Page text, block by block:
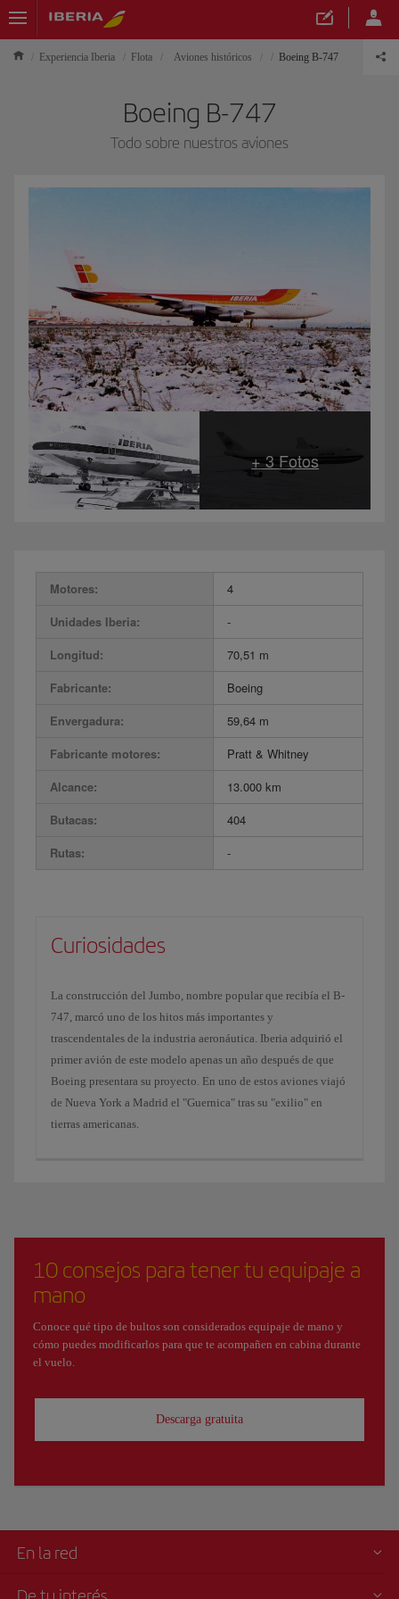
Experiencia Iberia Flota Aviones históricos Boeing B-747
Boeing B-747
Todo sobre nuestros aviones
Motores:
4
Unidades Iberia:
-
Longitud:
70,51 m
Fabricante:
Boeing
Envergadura:
59,64 m
Fabricante motores:
Pratt & Whitney
Alcance:
13.000 km
Butacas:
404
Rutas:
-
Curiosidades
La construcción del Jumbo, nombre popular que recibía el B-
747, marcó uno de los hitos más importantes y
trascendentales de la industria aeronáutica. Iberia adquirió el
primer avión de este modelo apenas un año después de que
Boeing presentara su proyecto. En uno de estos aviones viajó
de Nueva York a Madrid el "Guernica" tras su "exilio" en
tierras americanas.
10 consejos para tener tu equipaje a
mano
Conoce qué tipo de bultos son considerados equipaje de mano y
cómo puedes modificarlos para que te acompañen en cabina durante
el vuelo.
Descarga gratuita
En la red